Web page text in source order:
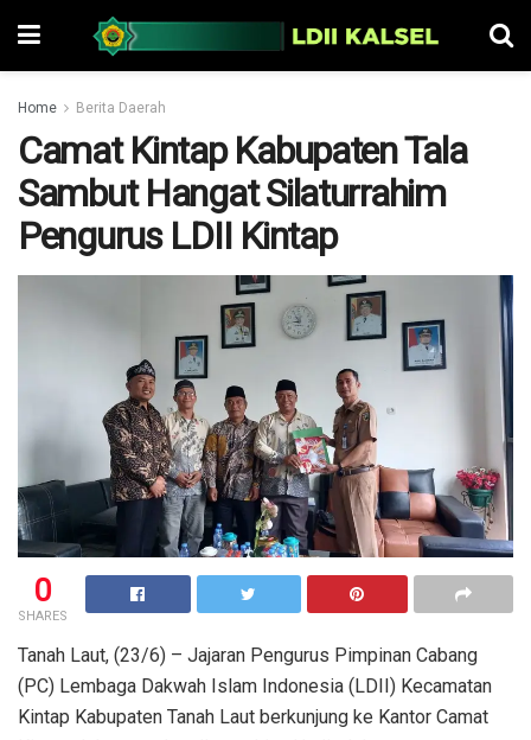
Home Berita Daerah
Camat Kintap Kabupaten Tala
Sambut Hangat Silaturrahim
Pengurus LDII Kintap
0
SHARES
Tanah Laut, (23/6) – Jajaran Pengurus Pimpinan Cabang
(PC) Lembaga Dakwah Islam Indonesia (LDII) Kecamatan
Kintap Kabupaten Tanah Laut berkunjung ke Kantor Camat